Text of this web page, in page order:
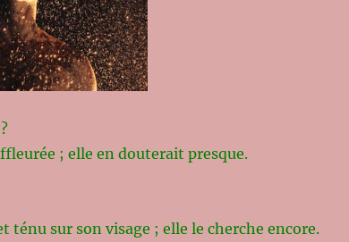
; elle en douterait presque.
ténu sur son visage ; elle le cherche encore.